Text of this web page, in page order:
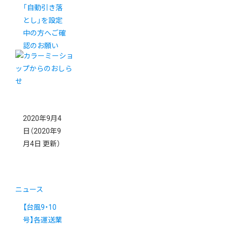
「自動引き落
とし」を設定
中の方へご確
認のお願い
2020年9月4
日 （2020年9
月4日 更新）
ニュース
【台風9・10
号】各運送業